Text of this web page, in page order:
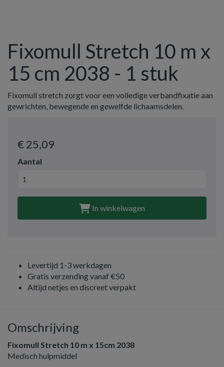
Fixomull Stretch 10 m x
15 cm 2038 - 1 stuk
Fixomull stretch zorgt voor een volledige verbandfixatie aan
gewrichten, bewegende en gewelfde lichaamsdelen.
€ 25,09
Aantal
In winkelwagen
Levertijd 1-3 werkdagen
Gratis verzending vanaf €50
Altijd netjes en discreet verpakt
Omschrijving
Fixomull Stretch 10 m x 15cm 2038
Medisch hulpmiddel